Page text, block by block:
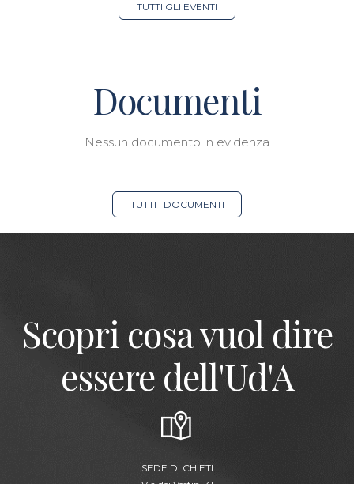
TUTTI GLI EVENTI
Documenti
Nessun documento in evidenza
TUTTI I DOCUMENTI
Scopri cosa vuol dire
essere dell'Ud'A
SEDE DI CHIETI